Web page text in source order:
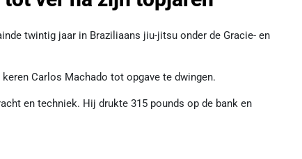
twintig jaar in Braziliaans jiu-jitsu onder de Gracie- en
Carlos Machado tot opgave te dwingen.
en techniek. Hij drukte 315 pounds op de bank en